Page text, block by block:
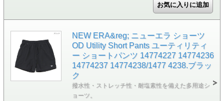
NEW ERA&reg; ニューエラ ショーツ
OD Utility Short Pants ユーティリティ
ー ショートパンツ 14774227 14774236
14774237 14774238/1477 4238.ブラッ
ク
撥水性・ストレッチ性・耐塩素性を備えた多用途シ
ョーツ。